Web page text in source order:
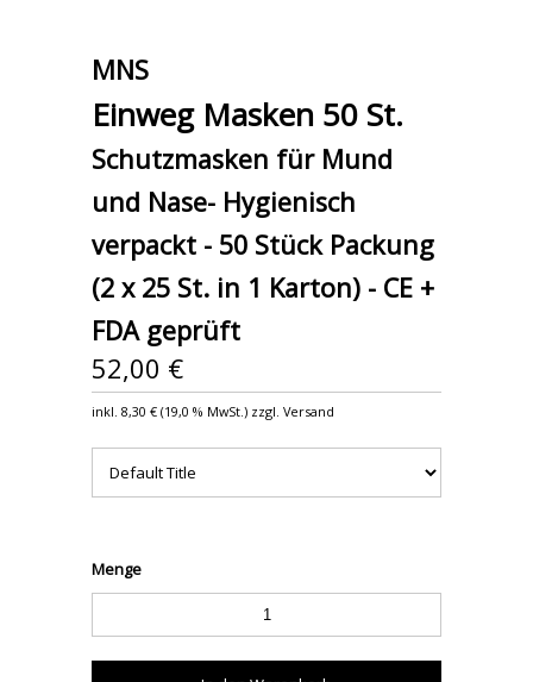
MNS
Einweg Masken 50 St.
Schutzmasken für Mund
und Nase- Hygienisch
verpackt - 50 Stück Packung
(2 x 25 St. in 1 Karton) - CE +
FDA geprüft
52,00 €
inkl.8,30 € (19,0 % MwSt.) zzgl. Versand
Menge